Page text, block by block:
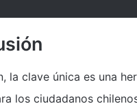
la clave única es una
los ciudadanos